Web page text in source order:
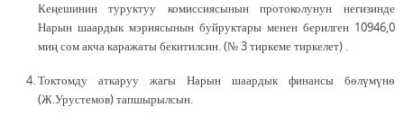
Кеңешинин туруктуу комиссиясынын протоколунун негизинде
Нарын шаардык мэриясынын буйруктары менен берилген 10946,0
миң сом акча каражаты бекитилсин. (№ 3 тиркеме тиркелет) .
Токтомду аткаруу жагы Нарын шаардык финансы бөлүмүнө
(Ж.Урустемов) тапшырылсын.